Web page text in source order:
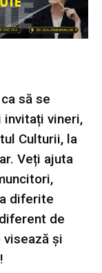
să se
invitați vineri,
Culturii, la
Veți ajuta
diferite
de
şi